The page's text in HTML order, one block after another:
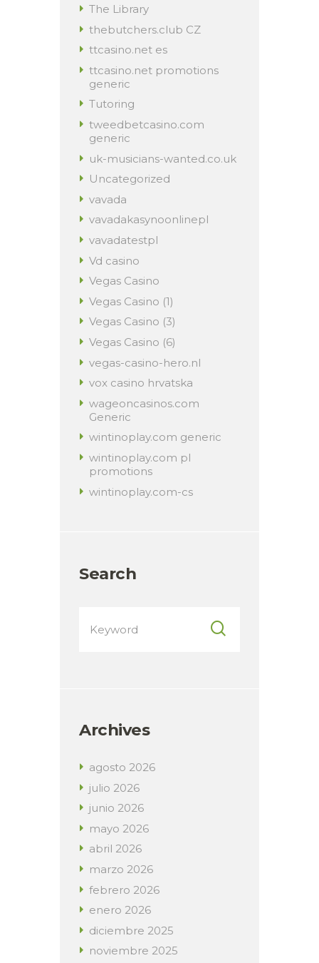
The Library
thebutchers.club CZ
ttcasino.net es
ttcasino.net promotions
generic
Tutoring
tweedbetcasino.com
generic
uk-musicians-wanted.co.uk
Uncategorized
vavada
vavadakasynoonlinepl
vavadatestpl
Vd casino
Vegas Casino
Vegas Casino (1)
Vegas Casino (3)
Vegas Casino (6)
vegas-casino-hero.nl
vox casino hrvatska
wageoncasinos.com
Generic
wintinoplay.com generic
wintinoplay.com pl
promotions
wintinoplay.com-cs
Search
Archives
agosto 2026
julio 2026
junio 2026
mayo 2026
abril 2026
marzo 2026
febrero 2026
enero 2026
diciembre 2025
noviembre 2025